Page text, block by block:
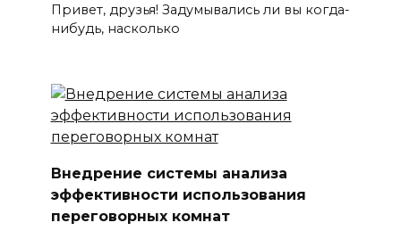
Привет, друзья! Задумывались ли вы когда-
нибудь, насколько
Внедрение системы анализа
эффективности использования
переговорных комнат